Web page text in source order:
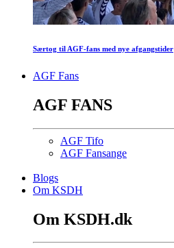
Særtog til AGF-fans med nye afgangstider
AGF Fans
AGF FANS
AGF Tifo
AGF Fansange
Blogs
Om KSDH
Om KSDH.dk